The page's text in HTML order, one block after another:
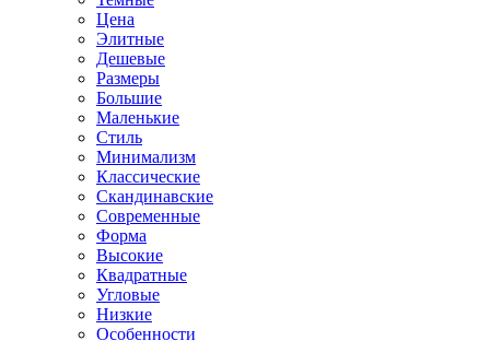
Цена
Элитные
Дешевые
Размеры
Большие
Маленькие
Стиль
Минимализм
Классические
Скандинавские
Современные
Форма
Высокие
Квадратные
Угловые
Низкие
Особенности